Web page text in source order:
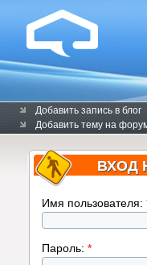
Добавить запись в блог
Добавить тему на
ВХОД
Имя пользователя:
Пароль: *